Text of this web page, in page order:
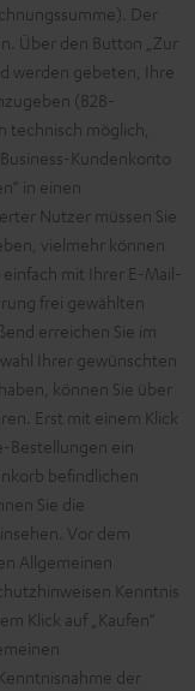
Der
Über den Button „Zur
werden gebeten, Ihre
(B2B-
technisch möglich,
Kundenkonto
in einen
Nutzer müssen Sie
vielmehr können
mit Ihrer E-Mail-
frei gewählten
erreichen Sie im
Ihrer gewünschten
können Sie über
Erst mit einem Klick
Bestellungen ein
befindlichen
Sie die
Vor dem
Allgemeinen
Kenntnis
Klick auf „Kaufen“
der